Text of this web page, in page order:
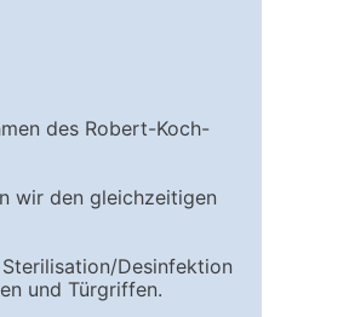
des Robert-Koch-
wir den gleichzeitigen
Desinfektion
und Türgriffen.